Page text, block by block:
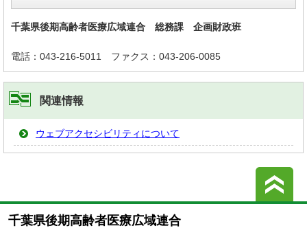
千葉県後期高齢者医療広域連合 総務課 企画財政班
電話：043-216-5011 ファクス：043-206-0085
関連情報
ウェブアクセシビリティについて
千葉県後期高齢者医療広域連合